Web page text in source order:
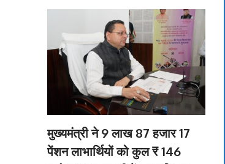
मुख्यमंत्री ने 9 लाख 87 हजार 17
पेंशन लाभार्थियों को कुल ₹ 146